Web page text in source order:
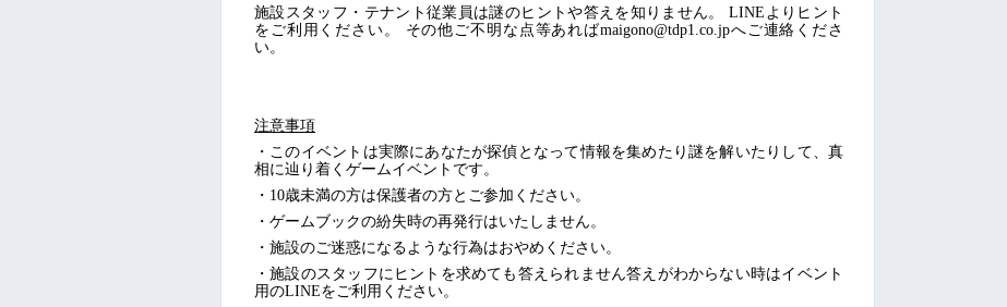
施設スタッフ・テナント従業員は謎のヒントや答えを知りません。 LINEよりヒント
をご利用ください。 その他ご不明な点等あればmaigono@tdp1.co.jpへご連絡くださ
い。
注意事項
・このイベントは実際にあなたが探偵となって情報を集めたり謎を解いたりして、真
相に辿り着くゲームイベントです。
・ 10歳未満の方は保護者の方とご参加ください。
・ゲームブックの紛失時の再発行はいたしません。
・施設のご迷惑になるような行為はおやめください。
・施設のスタッフにヒントを求めても答えられません答えがわからない時はイベント
用のLINEをご利用ください。